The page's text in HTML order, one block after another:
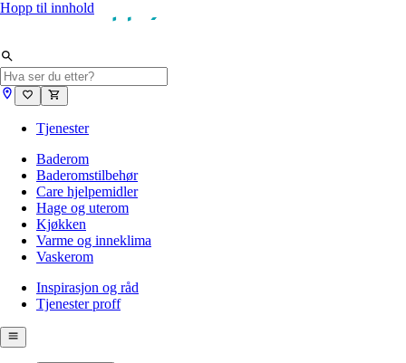
Hopp til innhold
Tjenester
Baderom
Baderomstilbehør
Care hjelpemidler
Hage og uterom
Kjøkken
Varme og inneklima
Vaskerom
Inspirasjon og råd
Tjenester proff